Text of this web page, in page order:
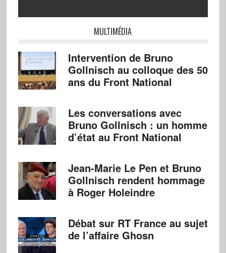
MULTIMÉDIA
Intervention de Bruno
Gollnisch au colloque des 50
ans du Front National
Les conversations avec
Bruno Gollnisch : un homme
d’état au Front National
Jean-Marie Le Pen et Bruno
Gollnisch rendent hommage
à Roger Holeindre
Débat sur RT France au sujet
de l’affaire Ghosn